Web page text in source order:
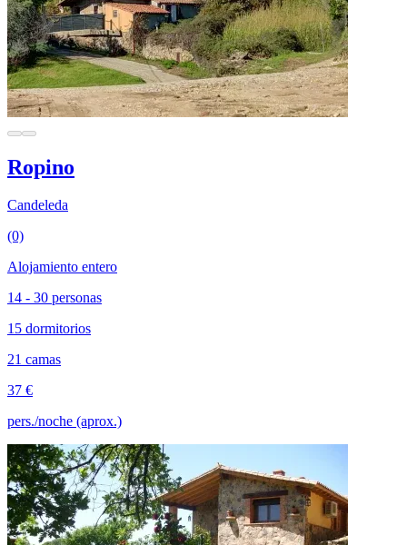
Ropino
Candeleda
(0)
Alojamiento entero
14 - 30 personas
15 dormitorios
21 camas
37 €
pers./noche (aprox.)